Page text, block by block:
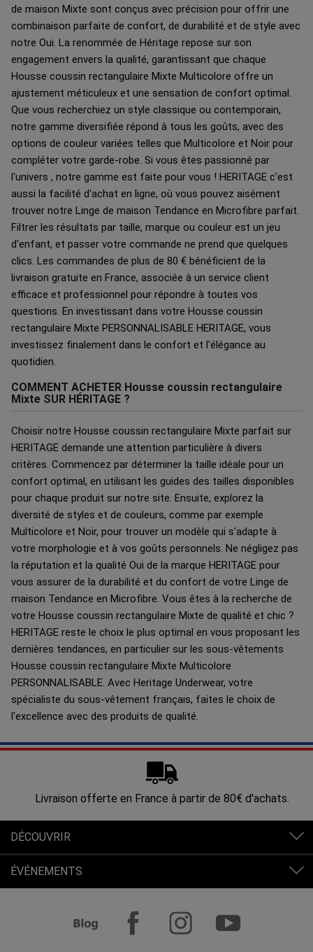
de maison Mixte sont conçus avec précision pour offrir une
combinaison parfaite de confort, de durabilité et de style avec
notre Oui. La renommée de Héritage repose sur son
engagement envers la qualité, garantissant que chaque
Housse coussin rectangulaire Mixte Multicolore offre un
ajustement méticuleux et une sensation de confort optimal.
Que vous recherchiez un style classique ou contemporain,
notre gamme diversifiée répond à tous les goûts, avec des
options de couleur variées telles que Multicolore et Noir pour
compléter votre garde-robe. Si vous êtes passionné par
l'univers , notre gamme est faite pour vous ! HERITAGE c’est
aussi la facilité d'achat en ligne, où vous pouvez aisément
trouver notre Linge de maison Tendance en Microfibre parfait.
Filtrer les résultats par taille, marque ou couleur est un jeu
d'enfant, et passer votre commande ne prend que quelques
clics. Les commandes de plus de 80 € bénéficient de la
livraison gratuite en France, associée à un service client
efficace et professionnel pour répondre à toutes vos
questions. En investissant dans votre Housse coussin
rectangulaire Mixte PERSONNALISABLE HERITAGE, vous
investissez finalement dans le confort et l'élégance au
quotidien.
COMMENT ACHETER Housse coussin rectangulaire
Mixte SUR HÉRITAGE ?
Choisir notre Housse coussin rectangulaire Mixte parfait sur
HERITAGE demande une attention particulière à divers
critères. Commencez par déterminer la taille idéale pour un
confort optimal, en utilisant les guides des tailles disponibles
pour chaque produit sur notre site. Ensuite, explorez la
diversité de styles et de couleurs, comme par exemple
Multicolore et Noir, pour trouver un modèle qui s'adapte à
votre morphologie et à vos goûts personnels. Ne négligez pas
la réputation et la qualité Oui de la marque HERITAGE pour
vous assurer de la durabilité et du confort de votre Linge de
maison Tendance en Microfibre. Vous êtes à la recherche de
votre Housse coussin rectangulaire Mixte de qualité et chic ?
HERITAGE reste le choix le plus optimal en vous proposant les
dernières tendances, en particulier sur les sous-vêtements
Housse coussin rectangulaire Mixte Multicolore
PERSONNALISABLE. Avec Heritage Underwear, votre
spécialiste du sous-vêtement français, faites le choix de
l'excellence avec des produits de qualité.
Livraison offerte en France à partir de 80€ d'achats.
DÉCOUVRIR
ÉVÉNEMENTS